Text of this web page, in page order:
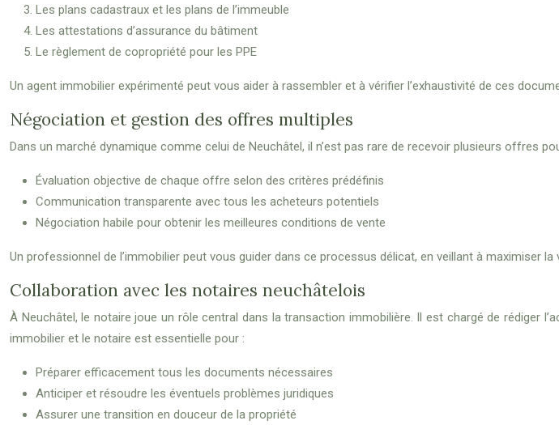
Les plans cadastraux et les plans de l’immeuble
Les attestations d’assurance du bâtiment
Le règlement de copropriété pour les PPE
Un agent immobilier expérimenté peut vous aider à rassembler et à vérifier l’exhaustivité de ces
Négociation et gestion des offres multiples
Dans un marché dynamique comme celui de Neuchâtel, il n’est pas rare de recevoir plusieurs offres
Évaluation objective de chaque offre selon des critères prédéfinis
Communication transparente avec tous les acheteurs potentiels
Négociation habile pour obtenir les meilleures conditions de vente
Un professionnel de l’immobilier peut vous guider dans ce processus délicat, en veillant à maximiser
Collaboration avec les notaires neuchâtelois
À Neuchâtel, le notaire joue un rôle central dans la transaction immobilière. Il est chargé de rédiger
immobilier et le notaire est essentielle pour :
Préparer efficacement tous les documents nécessaires
Anticiper et résoudre les éventuels problèmes juridiques
Assurer une transition en douceur de la propriété